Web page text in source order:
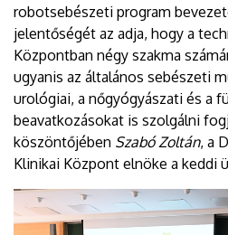
robotsebészeti program
jelentőségét az adja, hogy a
Központban négy szakma
ugyanis az általános sebészeti
urológiai, a nőgyógyászati és a
beavatkozásokat is szolgálni
köszöntőjében Szabó Zoltán, a
Klinikai Központ elnöke a keddi